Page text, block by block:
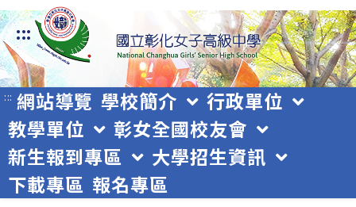
跳
轉
至
主
要
內
容
:::
::: 網站導覽 學校簡介
行政單位
教學單位
彰女全國校友會
新生報到專區
大學招生資訊
下載專區 報名專區